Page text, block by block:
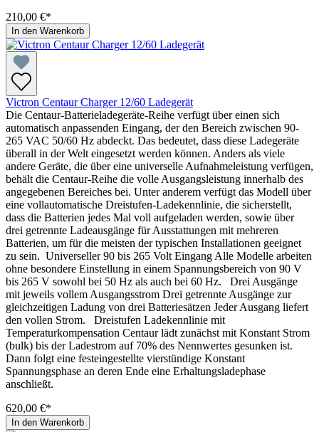
210,00 €*
In den Warenkorb
Victron Centaur Charger 12/60 Ladegerät
Die Centaur-Batterieladegeräte-Reihe verfügt über einen sich
automatisch anpassenden Eingang, der den Bereich zwischen 90-
265 VAC 50/60 Hz abdeckt. Das bedeutet, dass diese Ladegeräte
überall in der Welt eingesetzt werden können. Anders als viele
andere Geräte, die über eine universelle Aufnahmeleistung verfügen,
behält die Centaur-Reihe die volle Ausgangsleistung innerhalb des
angegebenen Bereiches bei. Unter anderem verfügt das Modell über
eine vollautomatische Dreistufen-Ladekennlinie, die sicherstellt,
dass die Batterien jedes Mal voll aufgeladen werden, sowie über
drei getrennte Ladeausgänge für Ausstattungen mit mehreren
Batterien, um für die meisten der typischen Installationen geeignet
zu sein. Universeller 90 bis 265 Volt Eingang Alle Modelle arbeiten
ohne besondere Einstellung in einem Spannungsbereich von 90 V
bis 265 V sowohl bei 50 Hz als auch bei 60 Hz. Drei Ausgänge
mit jeweils vollem Ausgangsstrom Drei getrennte Ausgänge zur
gleichzeitigen Ladung von drei Batteriesätzen Jeder Ausgang liefert
den vollen Strom. Dreistufen Ladekennlinie mit
Temperaturkompensation Centaur lädt zunächst mit Konstant Strom
(bulk) bis der Ladestrom auf 70% des Nennwertes gesunken ist.
Dann folgt eine festeingestellte vierstündige Konstant
Spannungsphase an deren Ende eine Erhaltungsladephase
anschließt.
620,00 €*
In den Warenkorb